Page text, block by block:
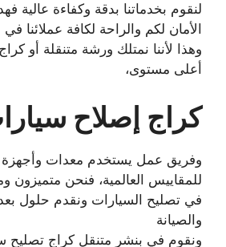
لنقوم بخدماتنا بدقة وكفاءة عالية
الأمان لكم والراحة لكافة عملائنا في
وهذا لأننا نمتلك ورشة متنقلة أو
أعلى مستوى،
كراج إصلاح
وفريق عمل يستخدم معدات
للمقاييس العالمية، فنحن متميزون
في تصليح السيارات ونقدم حلول
والصيانة
ونقوم في بنشر متنقل كراج تصليح